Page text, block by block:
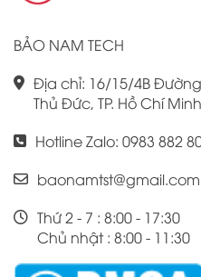
BẢO NAM TECH
Địa chỉ: 16/15/4B Đường
Thủ Đức, TP. Hồ Chí Minh
Hotline Zalo: 0983 882
baonamtst@gmail.com
Thứ 2 - 7 : 8:00 - 17:30
Chủ nhật : 8:00 - 11:30